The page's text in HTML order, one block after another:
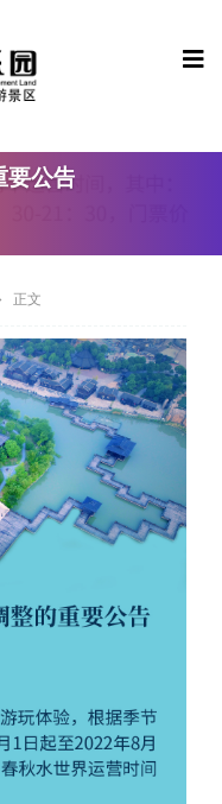
要公告
正文